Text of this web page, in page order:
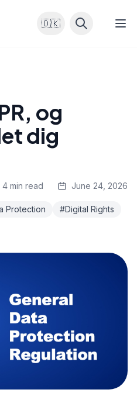
🇩🇰
og
dig
4 min read June 24, 2026
Protection
#Digital Rights